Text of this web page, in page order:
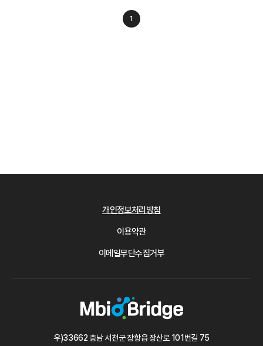
1
개인정보처리방침
이용약관
이메일무단수집거부
우)33662 충남 서천군 장항읍 장산로 101번길 75